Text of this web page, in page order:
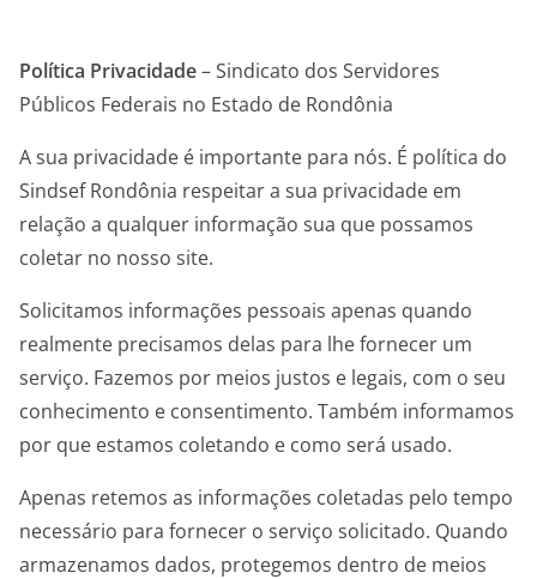
Política Privacidade– Sindicato dos Servidores
Públicos Federais no Estado de Rondônia
A sua privacidade é importante para nós. É política do
Sindsef Rondônia respeitar a sua privacidade em
relação a qualquer informação sua que possamos
coletar no nosso site.
Solicitamos informações pessoais apenas quando
realmente precisamos delas para lhe fornecer um
serviço. Fazemos por meios justos e legais, com o seu
conhecimento e consentimento. Também informamos
por que estamos coletando e como será usado.
Apenas retemos as informações coletadas pelo tempo
necessário para fornecer o serviço solicitado. Quando
armazenamos dados, protegemos dentro de meios